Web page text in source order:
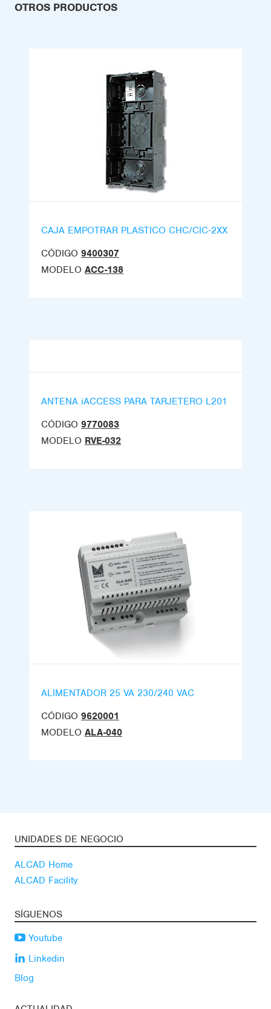
OTROS PRODUCTOS
CAJA EMPOTRAR PLASTICO CHC/CIC-2XX
CÓDIGO 9400307
MODELO ACC-138
ANTENA iACCESS PARA TARJETERO L201
CÓDIGO 9770083
MODELO RVE-032
ALIMENTADOR 25 VA 230/240 VAC
CÓDIGO 9620001
MODELO ALA-040
UNIDADES DE NEGOCIO
ALCAD Home
ALCAD Facility
SÍGUENOS
Youtube
Linkedin
Blog